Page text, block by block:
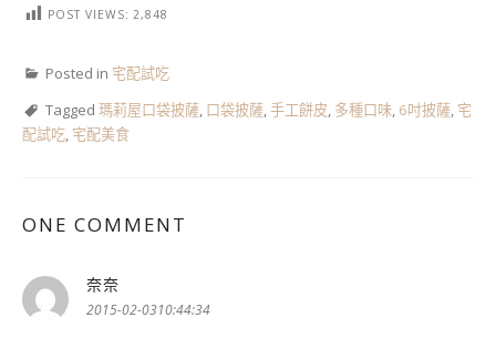
POST VIEWS: 2,848
Posted in 宅配試吃
Tagged 瑪莉屋口袋披薩, 口袋披薩,手工餅皮, 多種口味, 6吋披薩, 宅
配試吃, 宅配美食
ONE COMMENT
奈奈
示:
2015-02-0310:44:34